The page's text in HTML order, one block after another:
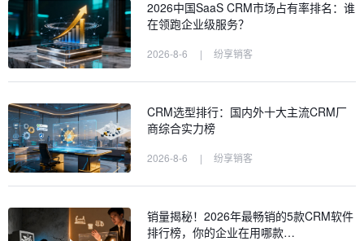
2026中国SaaS CRM市场占有率排名：谁
在领跑企业级服务？
2026-8-6 | 纷享销客
CRM选型排行：国内外十大主流CRM厂
商综合实力榜
2026-8-6 | 纷享销客
销量揭秘！2026年最畅销的5款CRM软件
排行榜，你的企业在用哪款…